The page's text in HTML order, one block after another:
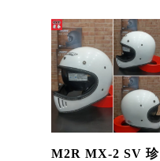
M2R MX-2 SV 珍